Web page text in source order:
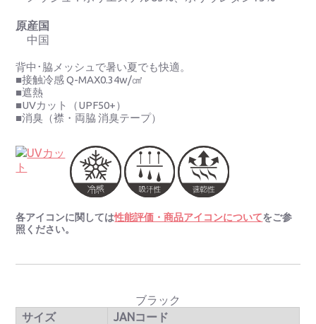
原産国
中国
背中･脇メッシュで暑い夏でも快適。
■接触冷感 Q-MAX0.34w/㎠
■遮熱
■UVカット（UPF50+）
■消臭（襟・両脇 消臭テープ）
各アイコンに関しては性能評価・商品アイコンについてをご参
照ください。
ブラック
サイズ
JANコード